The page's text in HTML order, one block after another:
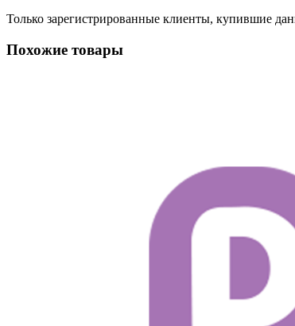
Только зарегистрированные клиенты, купившие
Похожие товары